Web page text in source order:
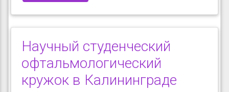
Научный студенческий
офтальмологический
кружок в Калининграде